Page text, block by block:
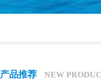
产品推荐 NEW